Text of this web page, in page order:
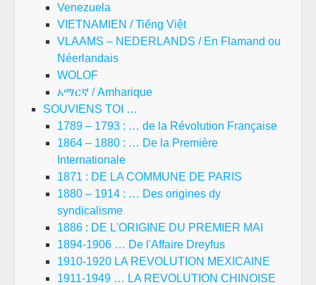
Venezuela
VIETNAMIEN / Tiếng Việt
VLAAMS – NEDERLANDS / En Flamand ou
Néerlandais
WOLOF
አማርኛ / Amharique
SOUVIENS TOI …
1789 – 1793 : … de la Révolution Française
1864 – 1880 : … De la Première
Internationale
1871 : DE LA COMMUNE DE PARIS
1880 – 1914 : … Des origines dy
syndicalisme
1886 : DE L'ORIGINE DU PREMIER MAI
1894-1906 … De l'Affaire Dreyfus
1910-1920 LA REVOLUTION MEXICAINE
1911-1949 … LA REVOLUTION CHINOISE